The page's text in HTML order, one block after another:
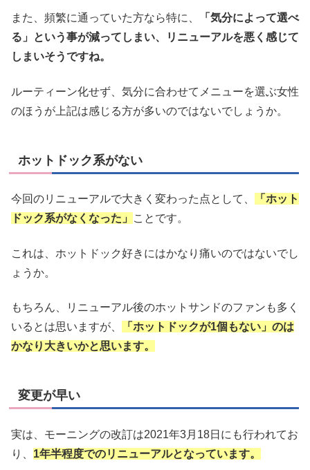
また、頻繁に通っていた方なら特に、
「気分によって選べ
る」という事が減ってしまい、リニューアルを悪く感じて
しまいそうですね。
ルーティーン化せず、気分に合わせてメニューを選ぶ女性
のほうが上記は感じる方が多いのではないでしょうか。
ホットドック系がない
今回のリニューアルで大きく変わった点として、
「ホット
ドック系がなくなった」
ことです。
これは、ホットドック好きにはかなり痛いのではないでし
ょうか。
もちろん、リニューアル後のホットサンドのファンも多く
いるとは思いますが、
「ホットドックが1個もない」のは
かなり大きいかと思います。
変更が早い
実は、モーニングの改訂は2021年3月18日にも行われてお
り、 1年半程度でのリニューアルとなっています。